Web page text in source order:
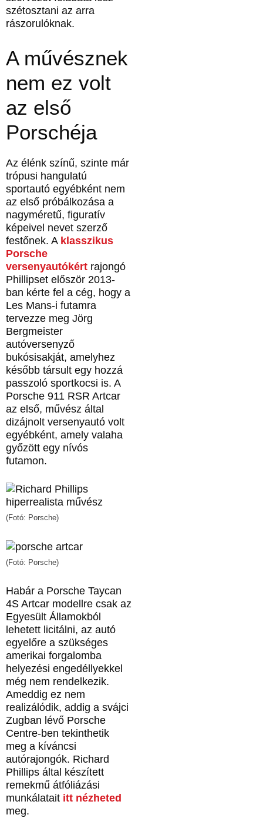
szétosztani az arra
rászorulóknak.
A művésznek
nem ez volt
az első
Porschéja
Az élénk színű, szinte már
trópusi hangulatú
sportautó egyébként nem
az első próbálkozása a
nagyméretű, figuratív
képeivel nevet szerző
festőnek. A klasszikus
Porsche
versenyautókért rajongó
Phillipset először 2013-
ban kérte fel a cég, hogy a
Les Mans-i futamra
tervezze meg Jörg
Bergmeister
autóversenyző
bukósisakját, amelyhez
később társult egy hozzá
passzoló sportkocsi is. A
Porsche 911 RSR Artcar
az első, művész által
dizájnolt versenyautó volt
egyébként, amely valaha
győzött egy nívós
futamon.
(Fotó: Porsche)
(Fotó: Porsche)
Habár a Porsche Taycan
4S Artcar modellre csak az
Egyesült Államokból
lehetett licitálni, az autó
egyelőre a szükséges
amerikai forgalomba
helyezési engedéllyekkel
még nem rendelkezik.
Ameddig ez nem
realizálódik, addig a svájci
Zugban lévő Porsche
Centre-ben tekinthetik
meg a kíváncsi
autórajongók. Richard
Phillips által készített
remekmű átfóliázási
munkálatait itt nézheted
meg.